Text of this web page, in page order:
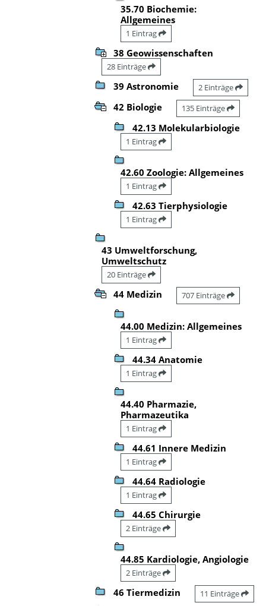
35.70 Biochemie:
Allgemeines
1 Eintrag
38 Geowissenschaften
28 Einträge
39 Astronomie 2 Einträge
42 Biologie 135 Einträge
42.13 Molekularbiologie
1 Eintrag
42.60 Zoologie: Allgemeines
1 Eintrag
42.63 Tierphysiologie
1 Eintrag
43 Umweltforschung,
Umweltschutz
20 Einträge
44 Medizin 707 Einträge
44.00 Medizin: Allgemeines
1 Eintrag
44.34 Anatomie
1 Eintrag
44.40 Pharmazie,
Pharmazeutika
1 Eintrag
44.61 Innere Medizin
1 Eintrag
44.64 Radiologie
1 Eintrag
44.65 Chirurgie
2 Einträge
44.85 Kardiologie, Angiologie
2 Einträge
46 Tiermedizin 11 Einträge